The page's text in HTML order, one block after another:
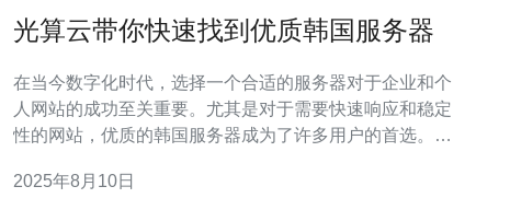
光算云带你快速找到优质韩国服务器
在当今数字化时代，选择一个合适的服务器对于企业和个
人网站的成功至关重要。尤其是对于需要快速响应和稳定
性的网站，优质的韩国服务器成为了许多用户的首选。本
器。 首先，让我们了解韩国服务器的优势。韩国地处亚洲
2025年8月10日